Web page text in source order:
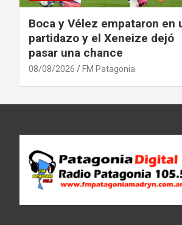
Boca y Vélez empataron en
partidazo y el Xeneize dejó
pasar una chance
08/08/2026 FM Patagonia